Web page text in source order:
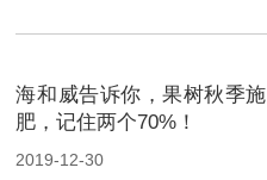
海和威告诉你，果树秋季施
肥，记住两个70%！
2019-12-30